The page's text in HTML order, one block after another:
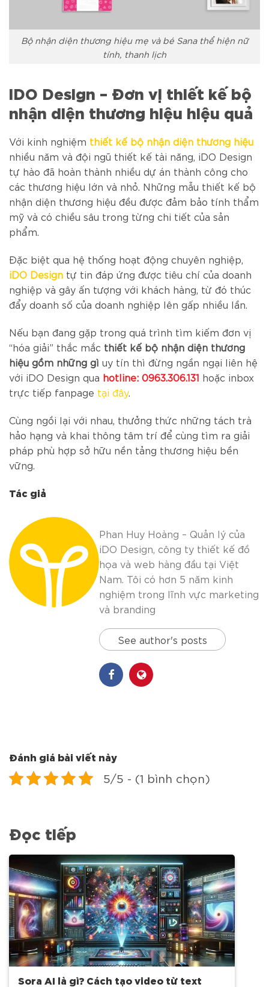
Bộ nhận diện thương hiệu mẹ và bé Sana thể hiện nữ
tính, thanh lịch
iDO Design – Đơn vị thiết kế bộ
nhận diện thương hiệu hiệu quả
Với kinh nghiệm thiết kế bộ nhận diện thương hiệu
nhiều năm và đội ngũ thiết kế tài năng, iDO Design
tự hào đã hoàn thành nhiều dự án thành công cho
các thương hiệu lớn và nhỏ. Những mẫu thiết kế bộ
nhận diện thương hiệu đều được đảm bảo tính thẩm
mỹ và có chiều sâu trong từng chi tiết của sản
phẩm.
Đặc biệt qua hệ thống hoạt động chuyên nghiệp,
iDO Design tự tin đáp ứng được tiêu chí của doanh
nghiệp và gây ấn tượng với khách hàng, từ đó thúc
đẩy doanh số của doanh nghiệp lên gấp nhiều lần.
Nếu bạn đang gặp trong quá trình tìm kiếm đơn vị
“hóa giải” thắc mắc thiết kế bộ nhận diện thương
hiệu gồm những gì uy tín thì đừng ngần ngại liên hệ
với iDO Design qua hotline: 0963.306.131 hoặc inbox
trực tiếp fanpage tại đây.
Cùng ngồi lại với nhau, thưởng thức những tách trà
hảo hạng và khai thông tâm trí để cùng tìm ra giải
pháp phù hợp sở hữu nền tảng thương hiệu bền
vững.
Tác giả
Phan Huy Hoàng – Quản lý của
iDO Design, công ty thiết kế đồ
họa và web hàng đầu tại Việt
Nam. Tôi có hơn 5 năm kinh
nghiệm trong lĩnh vực marketing
và branding
See author's posts
Đánh giá bài viết này
5/5 - (1 bình chọn)
Đọc tiếp
Sora AI là gì? Cách tạo video từ text